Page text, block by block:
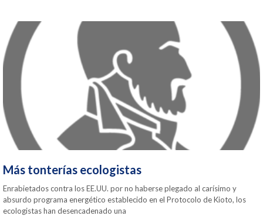
Más tonterías ecologistas
Enrabietados contra los EE.UU. por no haberse plegado al carísimo y
absurdo programa energético establecido en el Protocolo de Kioto, los
ecologistas han desencadenado una